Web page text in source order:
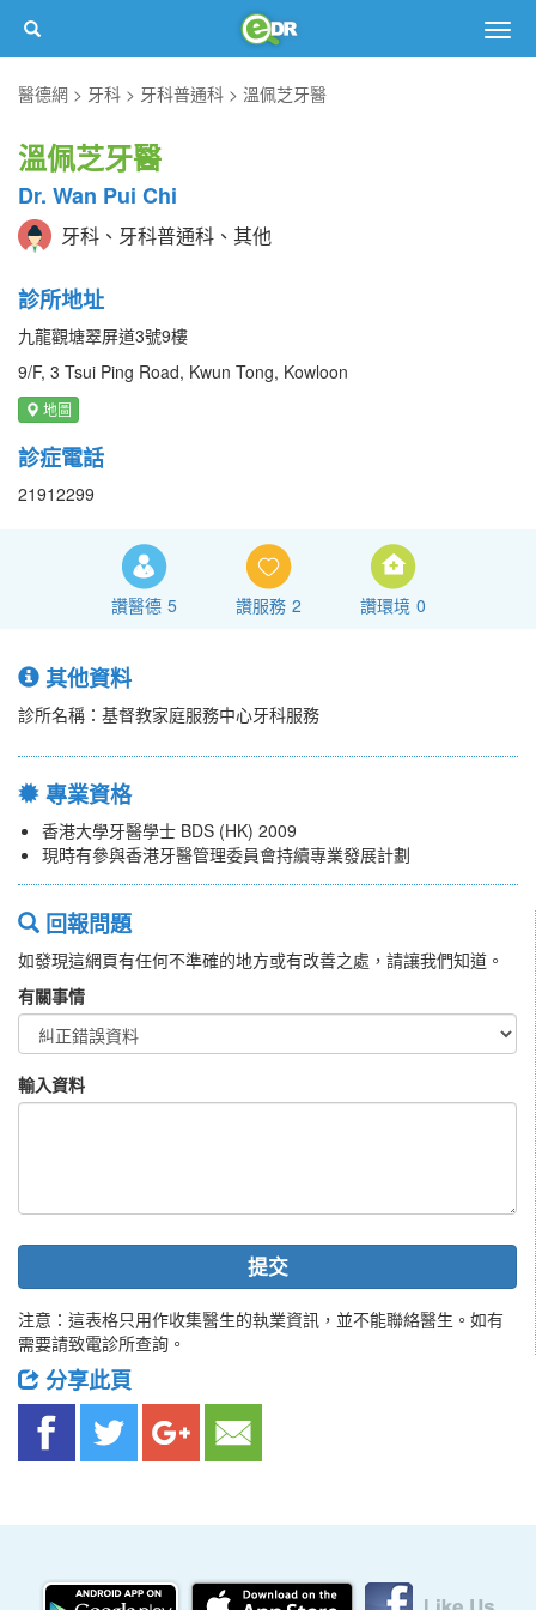
醫德網
牙科 牙科普通科 溫佩芝牙醫
溫佩芝牙醫
Dr. Wan Pui Chi
牙科、牙科普通科、其他
診所地址
九龍觀塘翠屏道3號9樓
9/F, 3 Tsui Ping Road, Kwun Tong, Kowloon
地圖
診症電話
21912299
讚醫德 5 讚服務 2 讚環境 0
其他資料
診所名稱：基督教家庭服務中心牙科服務
專業資格
香港大學牙醫學士 BDS (HK) 2009
現時有參與香港牙醫管理委員會持續專業發展計劃
回報問題
如發現這網頁有任何不準確的地方或有改善之處，請讓我們知道。
有關事情
輸入資料
提交
注意：這表格只用作收集醫生的執業資訊，並不能聯絡醫生。如有
需要請致電診所查詢。
分享此頁